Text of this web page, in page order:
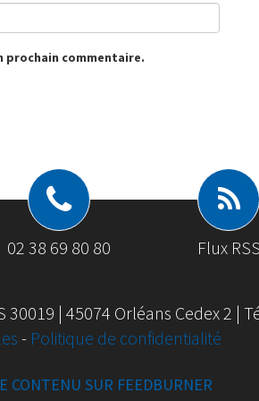
prochain commentaire.
02 38 69 80 80 Flux RSS
| 45074 Orléans Cedex 2 |
- Politique de confidentialité
CONTENU SUR FEEDBURNER